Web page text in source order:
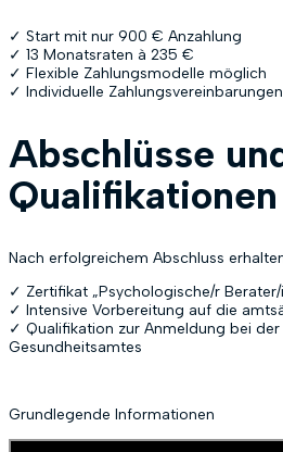
✓ Start mit nur 900 € Anzahlung
✓ 13 Monatsraten à 235 €
✓ Flexible Zahlungsmodelle möglich
✓ Individuelle
Abschlüsse
Qualifikationen
Nach erfolgreichem Abschluss
✓ Zertifikat „Psychologische/r Berater/
✓ Intensive Vorbereitung auf die
✓ Qualifikation zur Anmeldung bei
Gesundheitsamtes
Grundlegende Informationen